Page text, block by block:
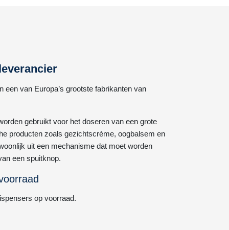
een van Europa’s grootste fabrikanten van
gebruikt voor het doseren van een grote
producten zoals gezichtscrème, oogbalsem en
uit een mechanisme dat moet worden
een spuitknop.
op voorraad.